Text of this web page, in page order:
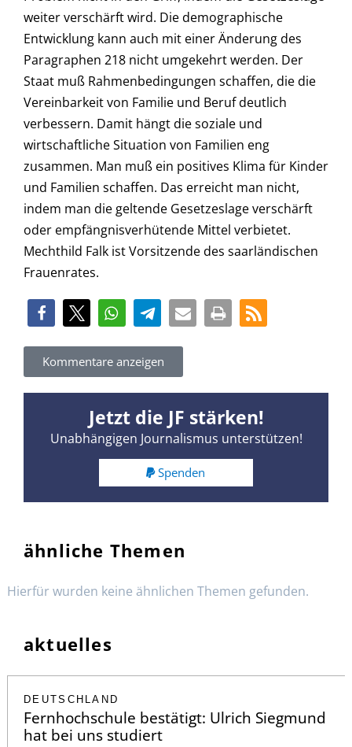
weiter verschärft wird. Die demographische
Entwicklung kann auch mit einer Änderung des
Paragraphen 218 nicht umgekehrt werden. Der
Staat muß Rahmenbedingungen schaffen, die die
Vereinbarkeit von Familie und Beruf deutlich
verbessern. Damit hängt die soziale und
wirtschaftliche Situation von Familien eng
zusammen. Man muß ein positives Klima für Kinder
und Familien schaffen. Das erreicht man nicht,
indem man die geltende Gesetzeslage verschärft
oder empfängnisverhütende Mittel verbietet.
Mechthild Falk ist Vorsitzende des saarländischen
Frauenrates.
Kommentare anzeigen
Jetzt die JF stärken!
Unabhängigen Journalismus unterstützen!
Spenden
ähnliche Themen
Hierfür wurden keine ähnlichen Themen gefunden.
aktuelles
DEUTSCHLAND
Fernhochschule bestätigt: Ulrich Siegmund
hat bei uns studiert